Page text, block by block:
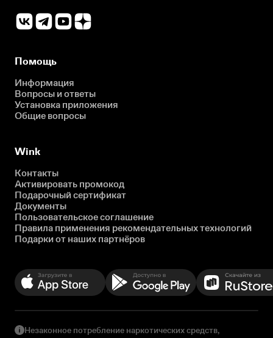
Помощь
Информация
Вопросы и ответы
Установка приложения
Общие вопросы
Wink
Контакты
Активировать промокод
Подарочный сертификат
Документы
Пользовательское соглашение
Правила применения рекомендательных технологий
Подарки от наших партнёров
Незаконное потребление наркотических средств,